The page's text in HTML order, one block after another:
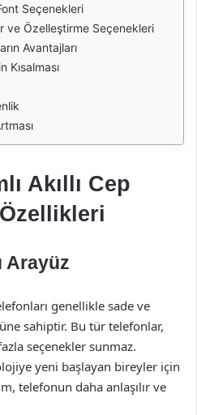
Seçenekleri
ve Özelleştirme Seçenekleri
Avantajları
Kısalması
Akıllı Cep
Arayüz
genellikle sade ve
sahiptir. Bu tür telefonlar,
seçenekler sunmaz.
yeni başlayan bireyler için
telefonun daha anlaşılır ve